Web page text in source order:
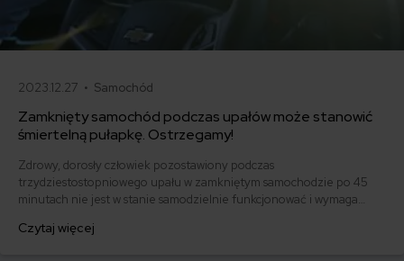
2023.12.27 • Samochód
Zamknięty samochód podczas upałów może stanowić
śmiertelną pułapkę. Ostrzegamy!
Zdrowy, dorosły człowiek pozostawiony podczas
trzydziestostopniowego upału w zamkniętym samochodzie po 45
minutach nie jest w stanie samodzielnie funkcjonować i wymaga
nawet kilka minut zamknięcia może skończyć się tragicznie. Jeździsz
Czytaj więcej